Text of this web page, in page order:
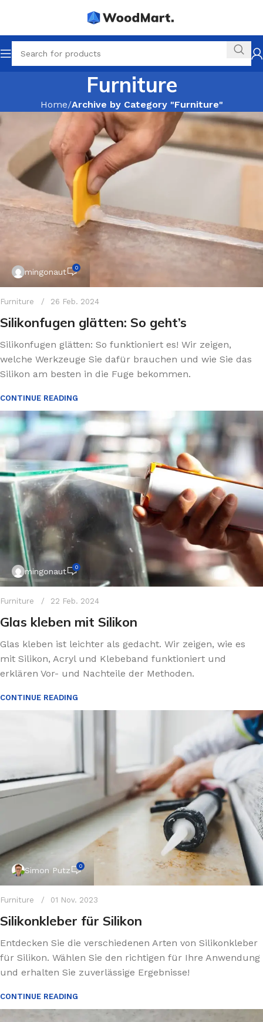
Furniture
Home Archive by Category "Furniture"
mingonaut 0
Furniture 26 Feb. 2024
Silikonfugen glätten: So geht’s
Silikonfugen glätten: So funktioniert es! Wir zeigen,
welche Werkzeuge Sie dafür brauchen und wie Sie das
Silikon am besten in die Fuge bekommen.
CONTINUE READING
mingonaut 0
Furniture 22 Feb. 2024
Glas kleben mit Silikon
Glas kleben ist leichter als gedacht. Wir zeigen, wie es
mit Silikon, Acryl und Klebeband funktioniert und
erklären Vor- und Nachteile der Methoden.
CONTINUE READING
Simon Putz 0
Furniture 01 Nov. 2023
Silikonkleber für Silikon
Entdecken Sie die verschiedenen Arten von Silikonkleber
für Silikon. Wählen Sie den richtigen für Ihre Anwendung
und erhalten Sie zuverlässige Ergebnisse!
CONTINUE READING